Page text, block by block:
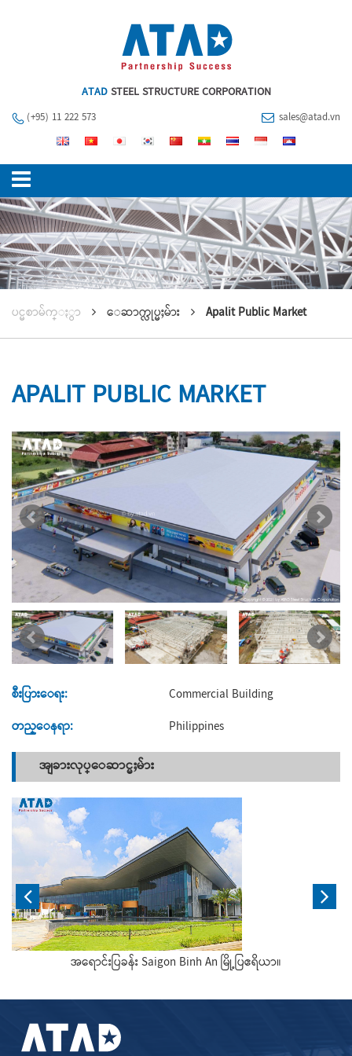
ATADSTEEL STRUCTURE CORPORATION
(+95) 11 222 573 sales@atad.vn
ပင္မစာမ်က္ႏွာ ေဆာက္လုပ္မႈမ်ား Apalit Public Market
APALIT PUBLIC MARKET
စီးပြားေရး:
Commercial Building
တည္ေနရာ:
Philippines
အျခားလုပ္ေဆာင္မႈမ်ား
အရောင်းပြခန်း Saigon Binh An မြို့ပြဧရိယာ။